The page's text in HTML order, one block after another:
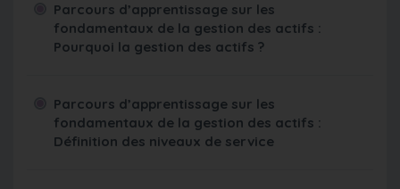
Parcours d’apprentissage sur les
fondamentaux de la gestion des actifs :
Pourquoi la gestion des actifs ?
Parcours d’apprentissage sur les
fondamentaux de la gestion des actifs :
Définition des niveaux de service